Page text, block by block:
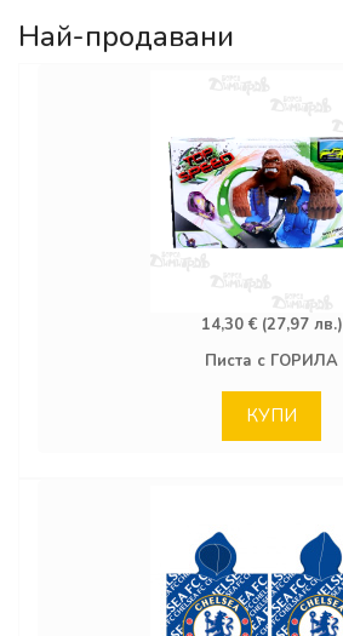
Най-продавани
14,30 € (27,97 лв.)
Писта с ГОРИЛА
КУПИ